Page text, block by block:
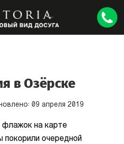
в Озёрске
09 апреля 2019
флажок на карте
покорили очередной